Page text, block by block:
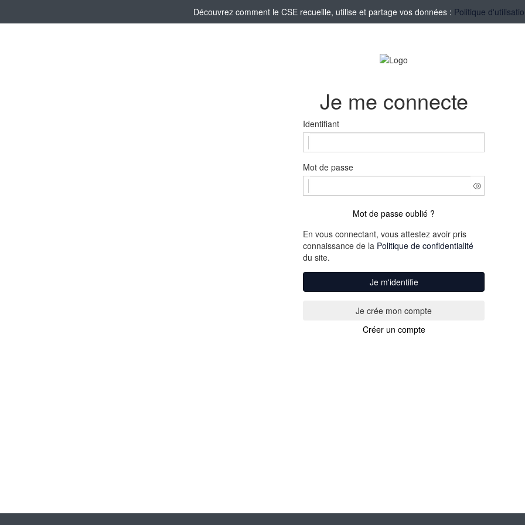
Découvrez comment le CSE recueille, utilise et partage vos données : Politique
Je me connecte
Identifiant
Mot de passe
Mot de passe oublié ?
En vous connectant, vous attestez avoir pris
connaissance de la Politique de confidentialité
du site.
Je m'identifie
Créer un compte